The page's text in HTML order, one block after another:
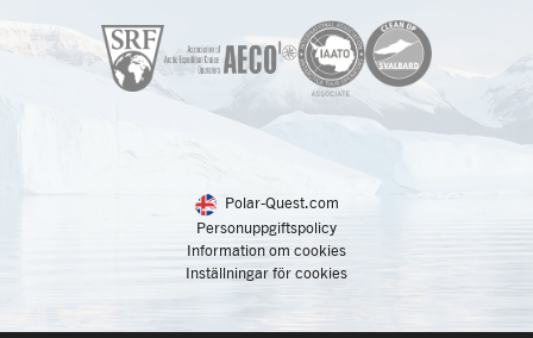
Polar-Quest.com
Personuppgiftspolicy
Information om cookies
Inställningar för cookies